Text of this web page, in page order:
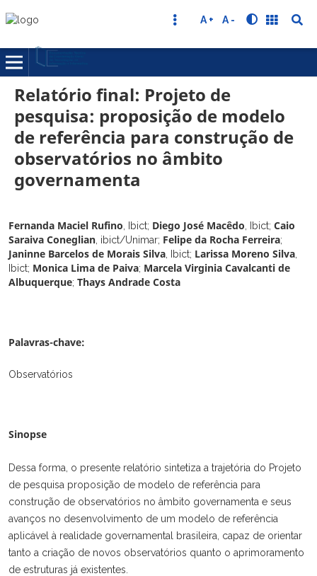
A + A -
Relatório final: Projeto de
pesquisa: proposição de modelo
de referência para construção de
observatórios no âmbito
governamenta
Fernanda Maciel Rufino Ibict; Diego José Macêdo Ibict; Caio
Saraiva Coneglian, ibict/Unimar; Felipe da Rocha Ferreira;
Janinne Barcelos de Morais Silva, Ibict; Larissa Moreno Silva,
Ibict; Monica Lima de Paiva; Marcela Virginia Cavalcanti de
Albuquerque; Thays Andrade Costa
Palavras-chave:
Observatórios
Sinopse
Dessa forma, o presente relatório sintetiza a trajetória do Projeto
de pesquisa proposição de modelo de referência para
construção de observatórios no âmbito governamenta e seus
avanços no desenvolvimento de um modelo de referência
aplicável à realidade governamental brasileira, capaz de orientar
tanto a criação de novos observatórios quanto o aprimoramento
de estruturas já existentes.